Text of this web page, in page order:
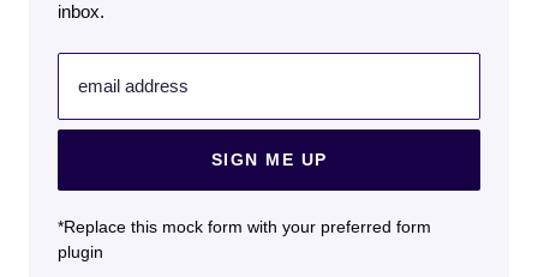
inbox.
email address
SIGN ME UP
*Replace this mock form with your preferred form
plugin